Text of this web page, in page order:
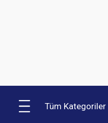
Tüm Kategoriler